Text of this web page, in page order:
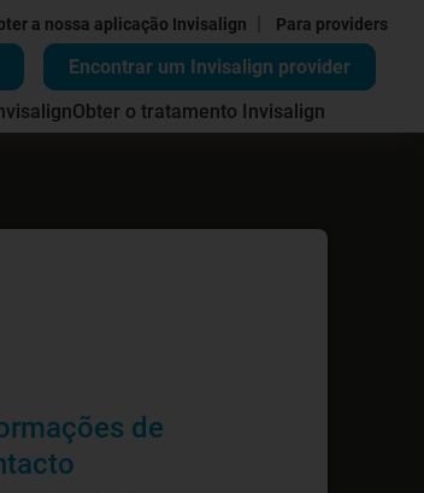
a nossa aplicação Invisalign Para providers
Encontrar um Invisalign provider
Obter o tratamento Invisalign
de